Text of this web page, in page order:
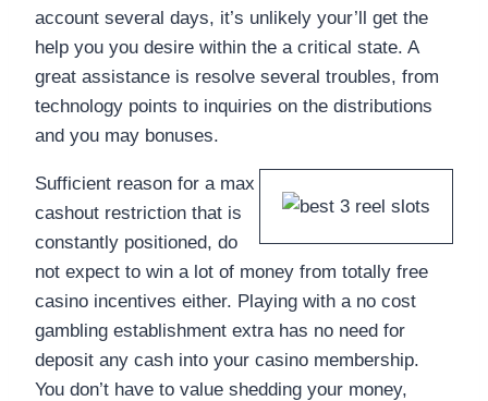
account several days, it’s unlikely your’ll get the
help you you desire within the a critical state. A
great assistance is resolve several troubles, from
technology points to inquiries on the distributions
and you may bonuses.
Sufficient reason for a max
cashout restriction that is
constantly positioned, do
not expect to win a lot of money from totally free
casino incentives either. Playing with a no cost
gambling establishment extra has no need for
deposit any cash into your casino membership.
You don’t have to value shedding your money,